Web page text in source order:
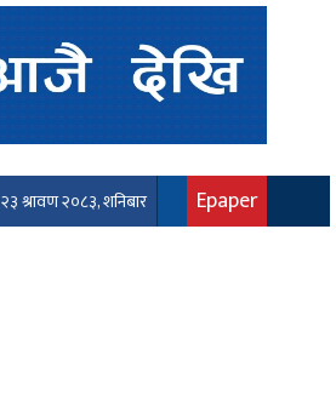
२३ श्रावण २०८३, शनिबार Epaper